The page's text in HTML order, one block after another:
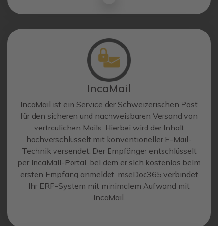
IncaMail
IncaMail ist ein Service der Schweizerischen Post
für den sicheren und nachweisbaren Versand von
vertraulichen Mails. Hierbei wird der Inhalt
hochverschlüsselt mit konventioneller E-Mail-
Technik versendet. Der Empfänger entschlüsselt
per IncaMail-Portal, bei dem er sich kostenlos beim
ersten Empfang anmeldet. mseDoc365 verbindet
Ihr ERP-System mit minimalem Aufwand mit
IncaMail.